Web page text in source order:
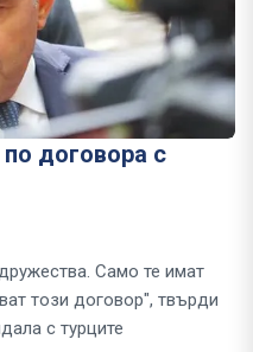
договора с
Само те имат
този договор", твърди
с турците